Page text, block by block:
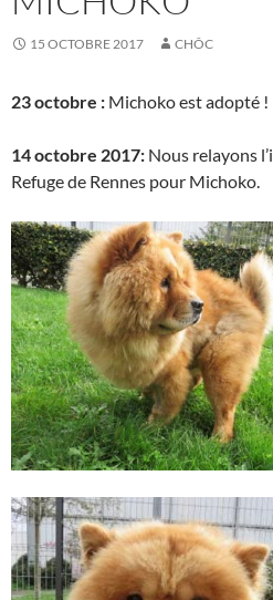
15 OCTOBRE 2017 CHÔC
23 octobre : Michoko est adopté !
14 octobre 2017: Nous relayons
Refuge de Rennes pour Michoko.